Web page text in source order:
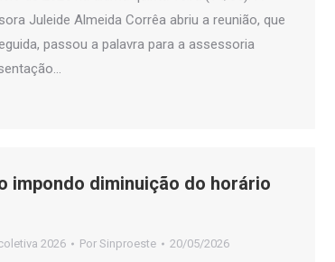
Juleide Almeida Corrêa abriu a reunião, que
passou a palavra para a assessoria
impondo diminuição do horário
2026 Por Sinproeste 20/05/2026